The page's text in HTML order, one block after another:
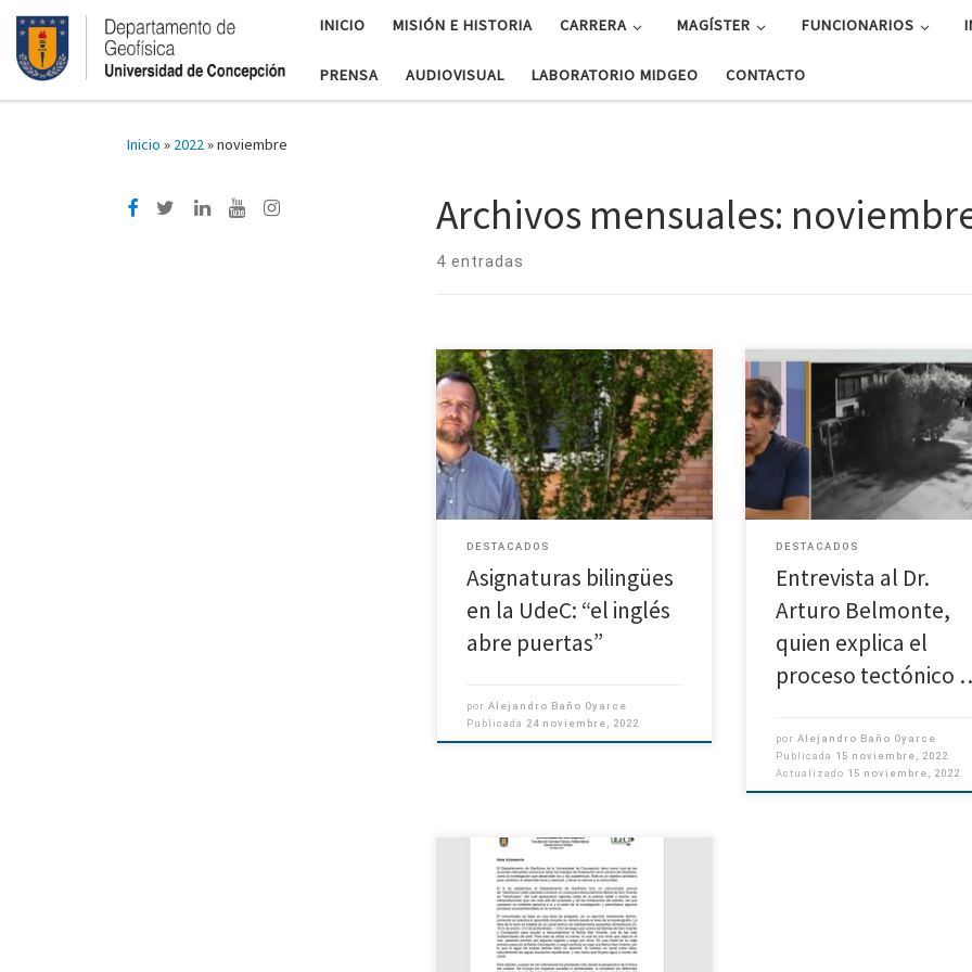
INICIO MISIÓN E HISTORIA CARRERA MAGÍSTER FUNCIONARIOS
PRENSA AUDIOVISUAL LABORATORIO MIDGEO CONTACTO
Inicio » 2022 »noviembre
Archivos mensuales:
4 entradas
El Dr. Andrés Sepúlveda, docente de la
Facultad de Ciencias Físicas y
Matemáticas, ha impartido dos cursos
bilingües en la carrera de Geofísica,
tras acceder al fondo de apoyo a […]
DESTACADOS
Asignaturas bilingües
en la UdeC: “el inglés
abre puertas”
porAlejandro Baño Oyarce
Publicada 24 noviembre, 2022
DESTACADOS
Entrevista al Dr.
Arturo Belmonte,
quien explica el
proceso tectónico
porAlejandro Baño Oyarce
Publicada 15 noviembre, 2022
Actualizado 15 noviembre, 2022